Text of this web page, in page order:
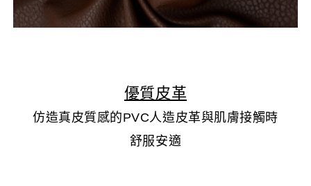
優質皮革
仿造真皮質感的PVC人造皮革與肌膚接觸時
舒服安適